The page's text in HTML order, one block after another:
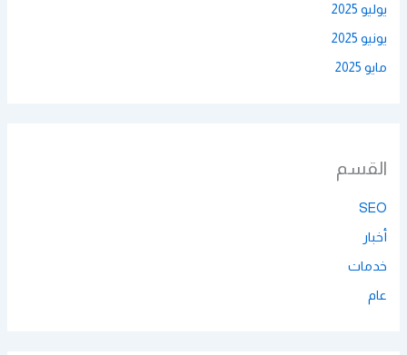
يوليو 2025
يونيو 2025
مايو 2025
القسم
SEO
أخبار
خدمات
عام